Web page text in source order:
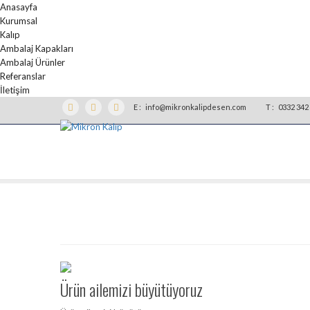
Anasayfa
Kurumsal
Kalıp
Ambalaj Kapakları
Ambalaj Ürünler
Referanslar
İletişim
E : info@mikronkalipdesen.com T : 0332 342
Ürün ailemizi büyütüyoruz